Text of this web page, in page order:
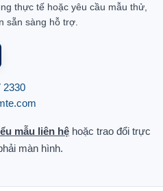
thực tế hoặc yêu cầu mẫu thử,
sẵn sàng hỗ trợ.
2330
mẫu liên hệ hoặc trao đổi trực
màn hình.